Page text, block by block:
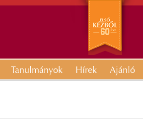
Tanulmányok Hírek Ajánló